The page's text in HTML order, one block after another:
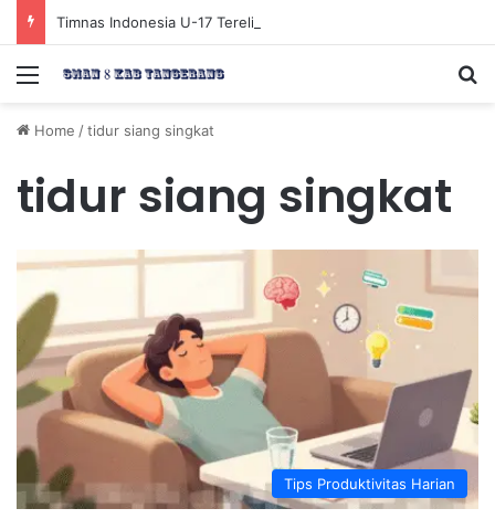
Menu
Home /tidur siang singkat
tidur siang singkat
Tips Produktivitas Harian